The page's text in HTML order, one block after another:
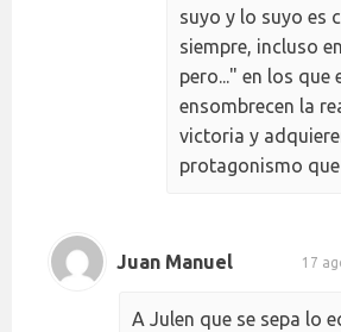
suyo y lo suyo es
siempre, incluso
pero..." en los que
ensombrecen la
victoria y
protagonismo
Juan Manuel 17
A Julen que se sepa lo